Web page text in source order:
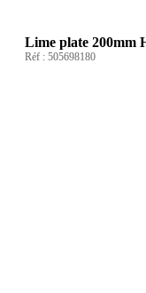
Lime plate 200mm
Réf : 505698180